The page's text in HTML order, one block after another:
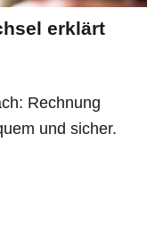
erklärt
Rechnung
und sicher.